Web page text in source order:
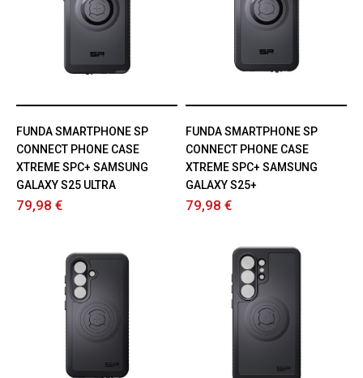
FUNDA SMARTPHONE SP
CONNECT PHONE CASE
XTREME SPC+ SAMSUNG
GALAXY S25 ULTRA
79,98 €
FUNDA SMARTPHONE SP
CONNECT PHONE CASE
XTREME SPC+ SAMSUNG
GALAXY S25+
79,98 €